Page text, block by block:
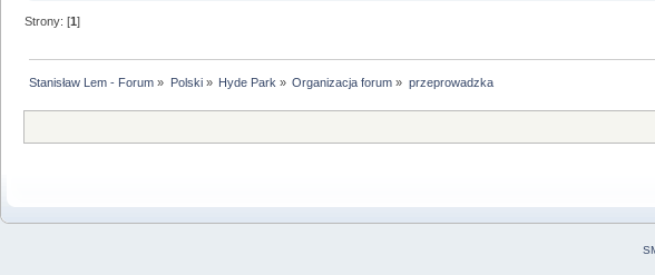
Strony: [1]
Stanisław Lem - Forum » Polski» Hyde Park » Organizacja forum » przeprowadzka